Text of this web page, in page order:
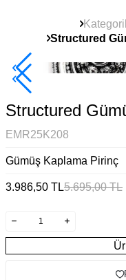
Structured
2+ Ürüne +%10
Structured
EMR25K208
Gümüş Kaplama Pirinç
3.986,50 TL5.695,00TL